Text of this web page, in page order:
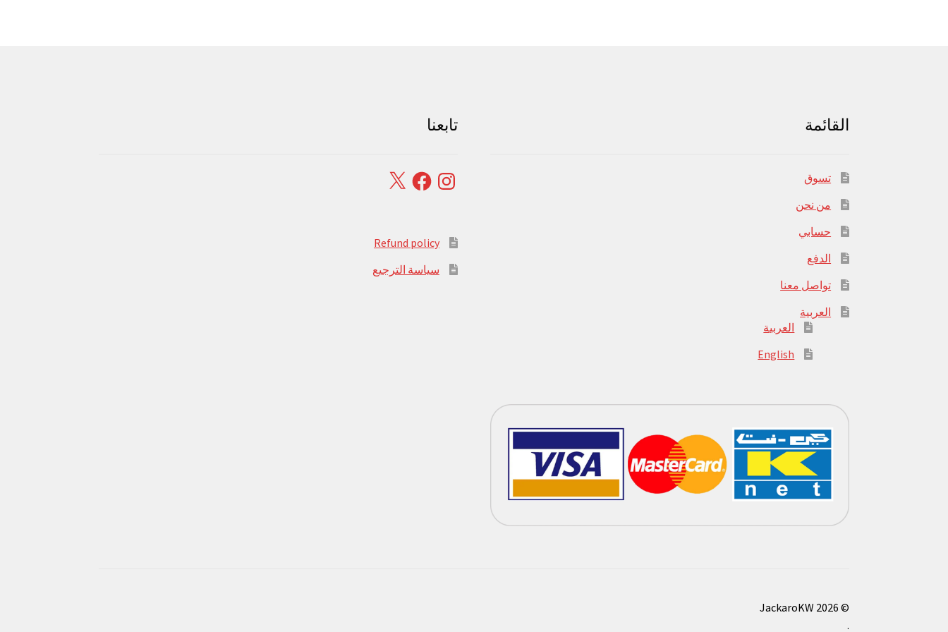
القائمة
تسوق
من نحن
حسابي
الدفع
تواصل معنا
العربية
العربية
English
تابعنا
Instagram
Facebook
X
Refund policy
سياسة الترجيع
© JackaroKW 2026
.